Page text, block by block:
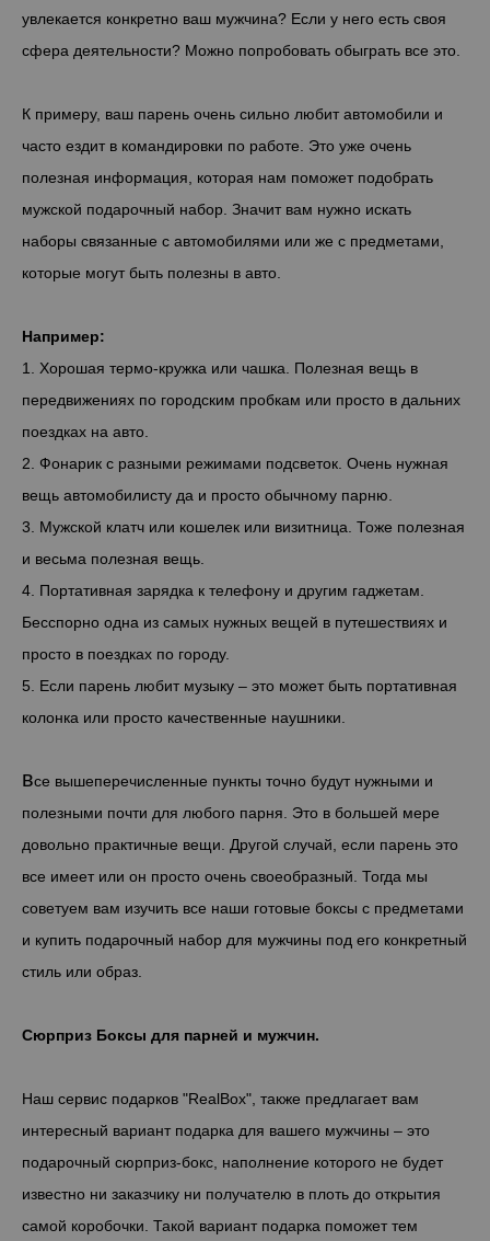
увлекается конкретно ваш мужчина? Если у него есть своя
сфера деятельности? Можно попробовать обыграть все это.
К примеру, ваш парень очень сильно любит автомобили и
часто ездит в командировки по работе. Это уже очень
полезная информация, которая нам поможет подобрать
мужской подарочный набор. Значит вам нужно искать
наборы связанные с автомобилями или же с предметами,
которые могут быть полезны в авто.
Например:
1. Хорошая термо-кружка или чашка. Полезная вещь в
передвижениях по городским пробкам или просто в дальних
поездках на авто.
2. Фонарик с разными режимами подсветок. Очень нужная
вещь автомобилисту да и просто обычному парню.
3. Мужской клатч или кошелек или визитница. Тоже полезная
и весьма полезная вещь.
4. Портативная зарядка к телефону и другим гаджетам.
Бесспорно одна из самых нужных вещей в путешествиях и
просто в поездках по городу.
5. Если парень любит музыку – это может быть портативная
колонка или просто качественные наушники.
все вышеперечисленные пункты точно будут нужными и
полезными почти для любого парня. Это в большей мере
довольно практичные вещи. Другой случай, если парень это
все имеет или он просто очень своеобразный. Тогда мы
советуем вам изучить все наши готовые боксы с предметами
и купить подарочный набор для мужчины под его конкретный
стиль или образ.
Сюрприз Боксы для парней и мужчин.
Наш сервис подарков "RealBox", также предлагает вам
интересный вариант подарка для вашего мужчины – это
подарочный сюрприз-бокс, наполнение которого не будет
известно ни заказчику ни получателю в плоть до открытия
самой коробочки. Такой вариант подарка поможет тем